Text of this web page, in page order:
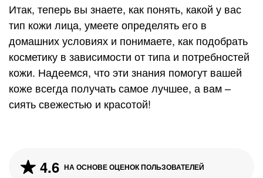
Итак, теперь вы знаете, как понять, какой у вас
тип кожи лица, умеете определять его в
домашних условиях и понимаете, как подобрать
косметику в зависимости от типа и потребностей
кожи. Надеемся, что эти знания помогут вашей
коже всегда получать самое лучшее, а вам –
сиять свежестью и красотой!
4.6 НА ОСНОВЕ ОЦЕНОК ПОЛЬЗОВАТЕЛЕЙ